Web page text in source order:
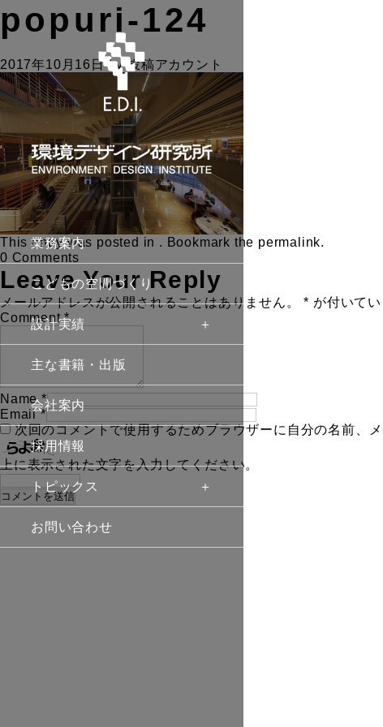
業務案内
こどもの空間づくり
設計実績
主な書籍・出版
会社案内
採用情報
トピックス
お問い合わせ
popuri-124
2017年10月16日by 投稿アカウント
This entry was posted in . Bookmark the permalink.
0 Comments
Leave Your Reply
メールアドレスが公開されることはありません。 * が付いて
Comment *
Name *
Email *
次回のコメントで使用するためブラウザーに自分の名前、
上に表示された文字を入力してください。